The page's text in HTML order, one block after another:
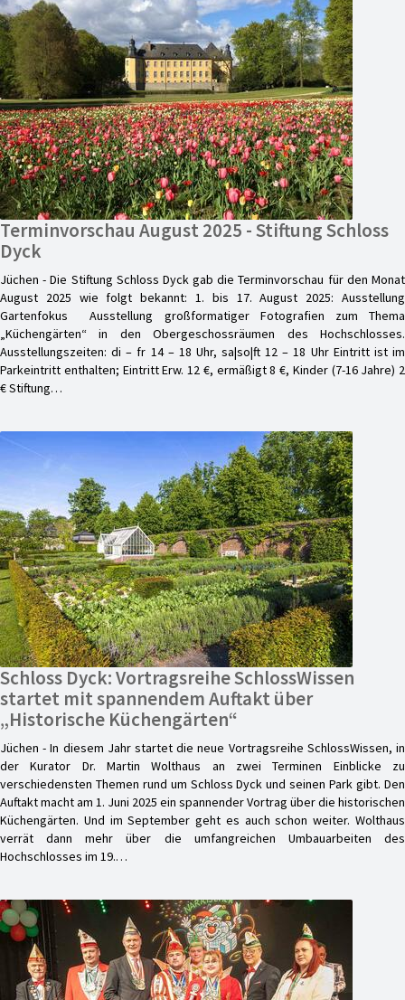
Terminvorschau August 2025 - Stiftung Schloss
Dyck
Jüchen - Die Stiftung Schloss Dyck gab die Terminvorschau für den Monat
August 2025 wie folgt bekannt: 1. bis 17. August 2025: Ausstellung
Gartenfokus Ausstellung großformatiger Fotografien zum Thema
„Küchengärten“ in den Obergeschossräumen des Hochschlosses.
Ausstellungszeiten: di – fr 14 – 18 Uhr, sa|so|ft 12 – 18 Uhr Eintritt ist im
Parkeintritt enthalten; Eintritt Erw. 12 €, ermäßigt 8 €, Kinder (7-16 Jahre) 2
€ Stiftung…
Schloss Dyck: Vortragsreihe SchlossWissen
startet mit spannendem Auftakt über
„Historische Küchengärten“
Jüchen - In diesem Jahr startet die neue Vortragsreihe SchlossWissen, in
der Kurator Dr. Martin Wolthaus an zwei Terminen Einblicke zu
verschiedensten Themen rund um Schloss Dyck und seinen Park gibt. Den
Auftakt macht am 1. Juni 2025 ein spannender Vortrag über die historischen
Küchengärten. Und im September geht es auch schon weiter. Wolthaus
verrät dann mehr über die umfangreichen Umbauarbeiten des
Hochschlosses im 19.…